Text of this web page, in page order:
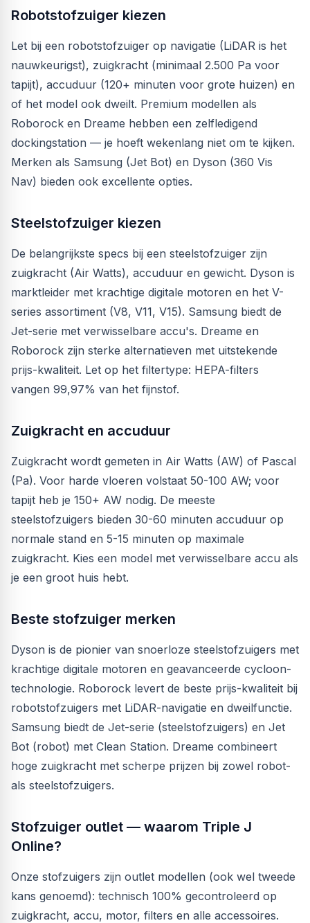
Robotstofzuiger kiezen
Let bij een robotstofzuiger op navigatie (LiDAR is het
nauwkeurigst), zuigkracht (minimaal 2.500 Pa voor
tapijt), accuduur (120+ minuten voor grote huizen) en
of het model ook dweilt. Premium modellen als
Roborock en Dreame hebben een zelfledigend
dockingstation — je hoeft wekenlang niet om te kijken.
Merken als Samsung (Jet Bot) en Dyson (360 Vis
Nav) bieden ook excellente opties.
Steelstofzuiger kiezen
De belangrijkste specs bij een steelstofzuiger zijn
zuigkracht (Air Watts), accuduur en gewicht. Dyson is
marktleider met krachtige digitale motoren en het V-
series assortiment (V8, V11, V15). Samsung biedt de
Jet-serie met verwisselbare accu's. Dreame en
Roborock zijn sterke alternatieven met uitstekende
prijs-kwaliteit. Let op het filtertype: HEPA-filters
vangen 99,97% van het fijnstof.
Zuigkracht en accuduur
Zuigkracht wordt gemeten in Air Watts (AW) of Pascal
(Pa). Voor harde vloeren volstaat 50-100 AW; voor
tapijt heb je 150+ AW nodig. De meeste
steelstofzuigers bieden 30-60 minuten accuduur op
normale stand en 5-15 minuten op maximale
zuigkracht. Kies een model met verwisselbare accu als
je een groot huis hebt.
Beste stofzuiger merken
Dyson is de pionier van snoerloze steelstofzuigers met
krachtige digitale motoren en geavanceerde cycloon-
technologie. Roborock levert de beste prijs-kwaliteit bij
robotstofzuigers met LiDAR-navigatie en dweilfunctie.
Samsung biedt de Jet-serie (steelstofzuigers) en Jet
Bot (robot) met Clean Station. Dreame combineert
hoge zuigkracht met scherpe prijzen bij zowel robot-
als steelstofzuigers.
Stofzuiger outlet — waarom Triple J
Online?
Onze stofzuigers zijn outlet modellen (ook wel tweede
kans genoemd): technisch 100% gecontroleerd op
zuigkracht, accu, motor, filters en alle accessoires.